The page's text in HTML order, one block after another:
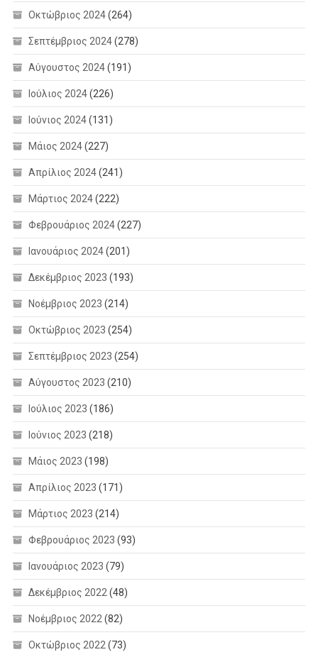
Οκτώβριος 2024(264)
Σεπτέμβριος 2024(278)
Αύγουστος 2024(191)
Ιούλιος 2024(226)
Ιούνιος 2024(131)
Μάιος 2024(227)
Απρίλιος 2024(241)
Μάρτιος 2024(222)
Φεβρουάριος 2024(227)
Ιανουάριος 2024(201)
Δεκέμβριος 2023 (193)
Νοέμβριος 2023 (214)
Οκτώβριος 2023 (254)
Σεπτέμβριος 2023 (254)
Αύγουστος 2023 (210)
Ιούλιος 2023 (186)
Ιούνιος 2023 (218)
Μάιος 2023 (198)
Απρίλιος 2023 (171)
Μάρτιος 2023 (214)
Φεβρουάριος 2023 (93)
Ιανουάριος 2023 (79)
Δεκέμβριος 2022 (48)
Νοέμβριος 2022 (82)
Οκτώβριος 2022 (73)